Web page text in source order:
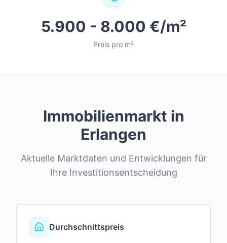
5.900 - 8.000 €/m²
Preis pro m²
Immobilienmarkt in
Erlangen
Aktuelle Marktdaten und Entwicklungen für
Ihre Investitionsentscheidung
Durchschnittspreis